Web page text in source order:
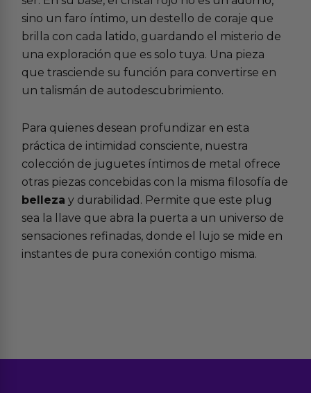
sino un faro íntimo, un destello de coraje que
brilla con cada latido, guardando el misterio de
una exploración que es solo tuya. Una pieza
que trasciende su función para convertirse en
un talismán de autodescubrimiento.
Para quienes desean profundizar en esta
práctica de intimidad consciente, nuestra
colección de juguetes íntimos de metal ofrece
otras piezas concebidas con la misma filosofía de
belleza y durabilidad. Permite que este plug
sea la llave que abra la puerta a un universo de
sensaciones refinadas, donde el lujo se mide en
instantes de pura conexión contigo misma.